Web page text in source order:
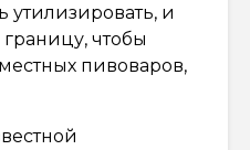
утилизировать, и
чтобы
пивоваров,